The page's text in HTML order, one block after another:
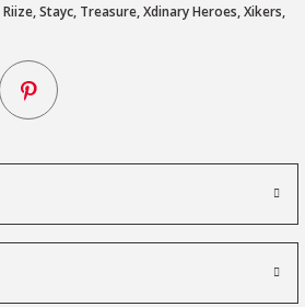
Stayc, Treasure, Xdinary Heroes, Xikers,